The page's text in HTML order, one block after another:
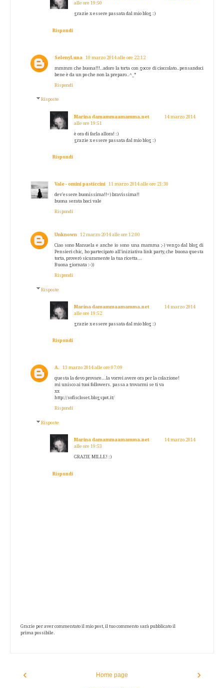
alle ore 19:50
grazie x essere passata dal mio blog :)
Rispondi
SelenyLuna 10 marzo 2014 alle ore 22:12
mmmm che buona!!!..adoro la torta con gocce di cioccolato..pensandoci
bene è da un po che non la preparo..^_*
Rispondi
Risposte
Marina damammaamamma.net
14 marzo 2014
alle ore 19:51
è ora di farla allora! :)
grazie x essere passata dal mio blog :)
Rispondi
Vale - omini pasticcini 11 marzo 2014 alle ore 21:30
dev'essere buonissima!!=) bravissima!!
buona serata baci vale
Rispondi
Unknown 12 marzo 2014 alle ore 12:00
Ciao sono Manuela e anche io sono una mamma ;-) vengo dal blog di
Pensieri chic, ho partecipato all'iniziativa link party, che buona questa
torta, proverò sicuramente la tua ricetta...
Buona giornata :-))
Rispondi
Risposte
Marina damammaamamma.net
14 marzo 2014
alle ore 19:52
grazie x essere passata dal mio blog :)
Rispondi
A. 13 marzo 2014 alle ore 07:09
questa la devo provare...la vorrei avere ora per la colazione!
mi unisco ai tuoi followers. passa a trovarmi se ti va
xx
http://sofiscloset.blogspot.it/
Rispondi
Risposte
Marina damammaamamma.net
14 marzo 2014
alle ore 19:53
GRAZIE MILLE! :)
Rispondi
Grazie per aver commentato il mio post, il tuo commento sarà pubblicato il
prima possibile.
‹ ›
Home page